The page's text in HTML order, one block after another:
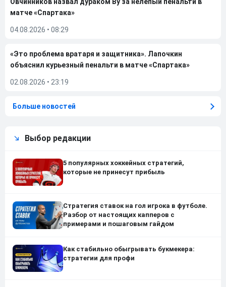
матче «Спартака»
04.08.2026 • 08:29
«Это проблема вратаря и защитника». Лапочкин
объяснил курьезный пенальти в матче «Спартака»
02.08.2026 • 23:19
Больше новостей
Выбор редакции
5 популярных хоккейных стратегий,
которые не принесут прибыль
Стратегия ставок на гол игрока в футболе.
Разбор от настоящих капперов с
примерами и пошаговым гайдом
Как стабильно обыгрывать букмекера:
стратегии для профи